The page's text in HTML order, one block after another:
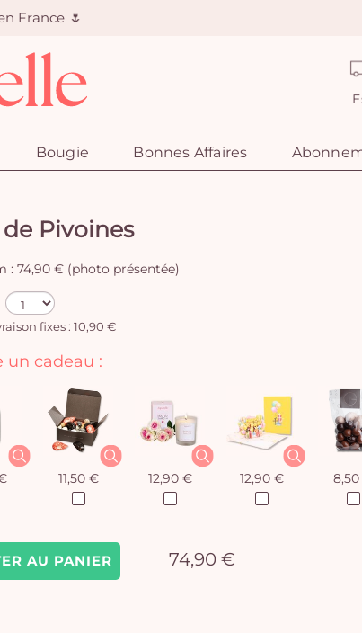
France 🌷
Bougie Bonnes Affaires
Pivoines
: 74,90 € (photo présentée)
fixes : 10,90 €
AU PANIER 74,90 €
un cadeau :
11,50 € 12,90 € 12,90 €